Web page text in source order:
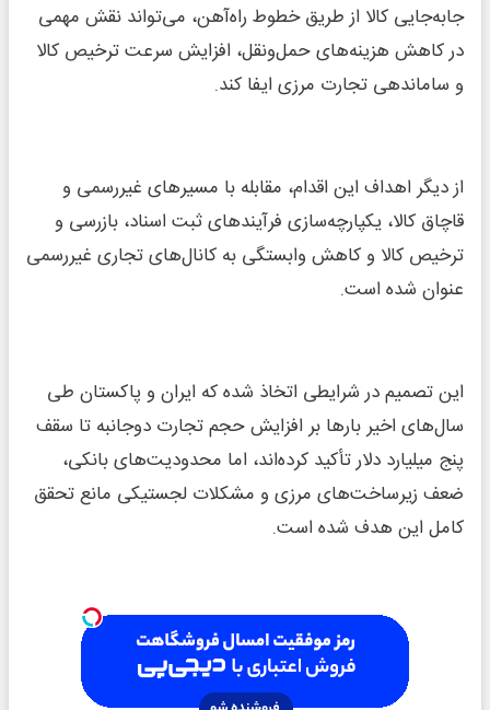
جابه‌جایی کالا از طریق خطوط راه‌آهن، می‌تواند نقش مهمی
در کاهش هزینه‌های حمل‌ونقل، افزایش سرعت ترخیص کالا
و ساماندهی تجارت مرزی ایفا کند.
از دیگر اهداف این اقدام، مقابله با مسیرهای غیررسمی و
قاچاق کالا، یکپارچه‌سازی فرآیندهای ثبت اسناد، بازرسی و
ترخیص کالا و کاهش وابستگی به کانال‌های تجاری غیررسمی
عنوان شده است.
این تصمیم در شرایطی اتخاذ شده که ایران و پاکستان طی
سال‌های اخیر بارها بر افزایش حجم تجارت دوجانبه تا سقف
پنج میلیارد دلار تأکید کرده‌اند، اما محدودیت‌های بانکی،
ضعف زیرساخت‌های مرزی و مشکلات لجستیکی مانع تحقق
کامل این هدف شده است.